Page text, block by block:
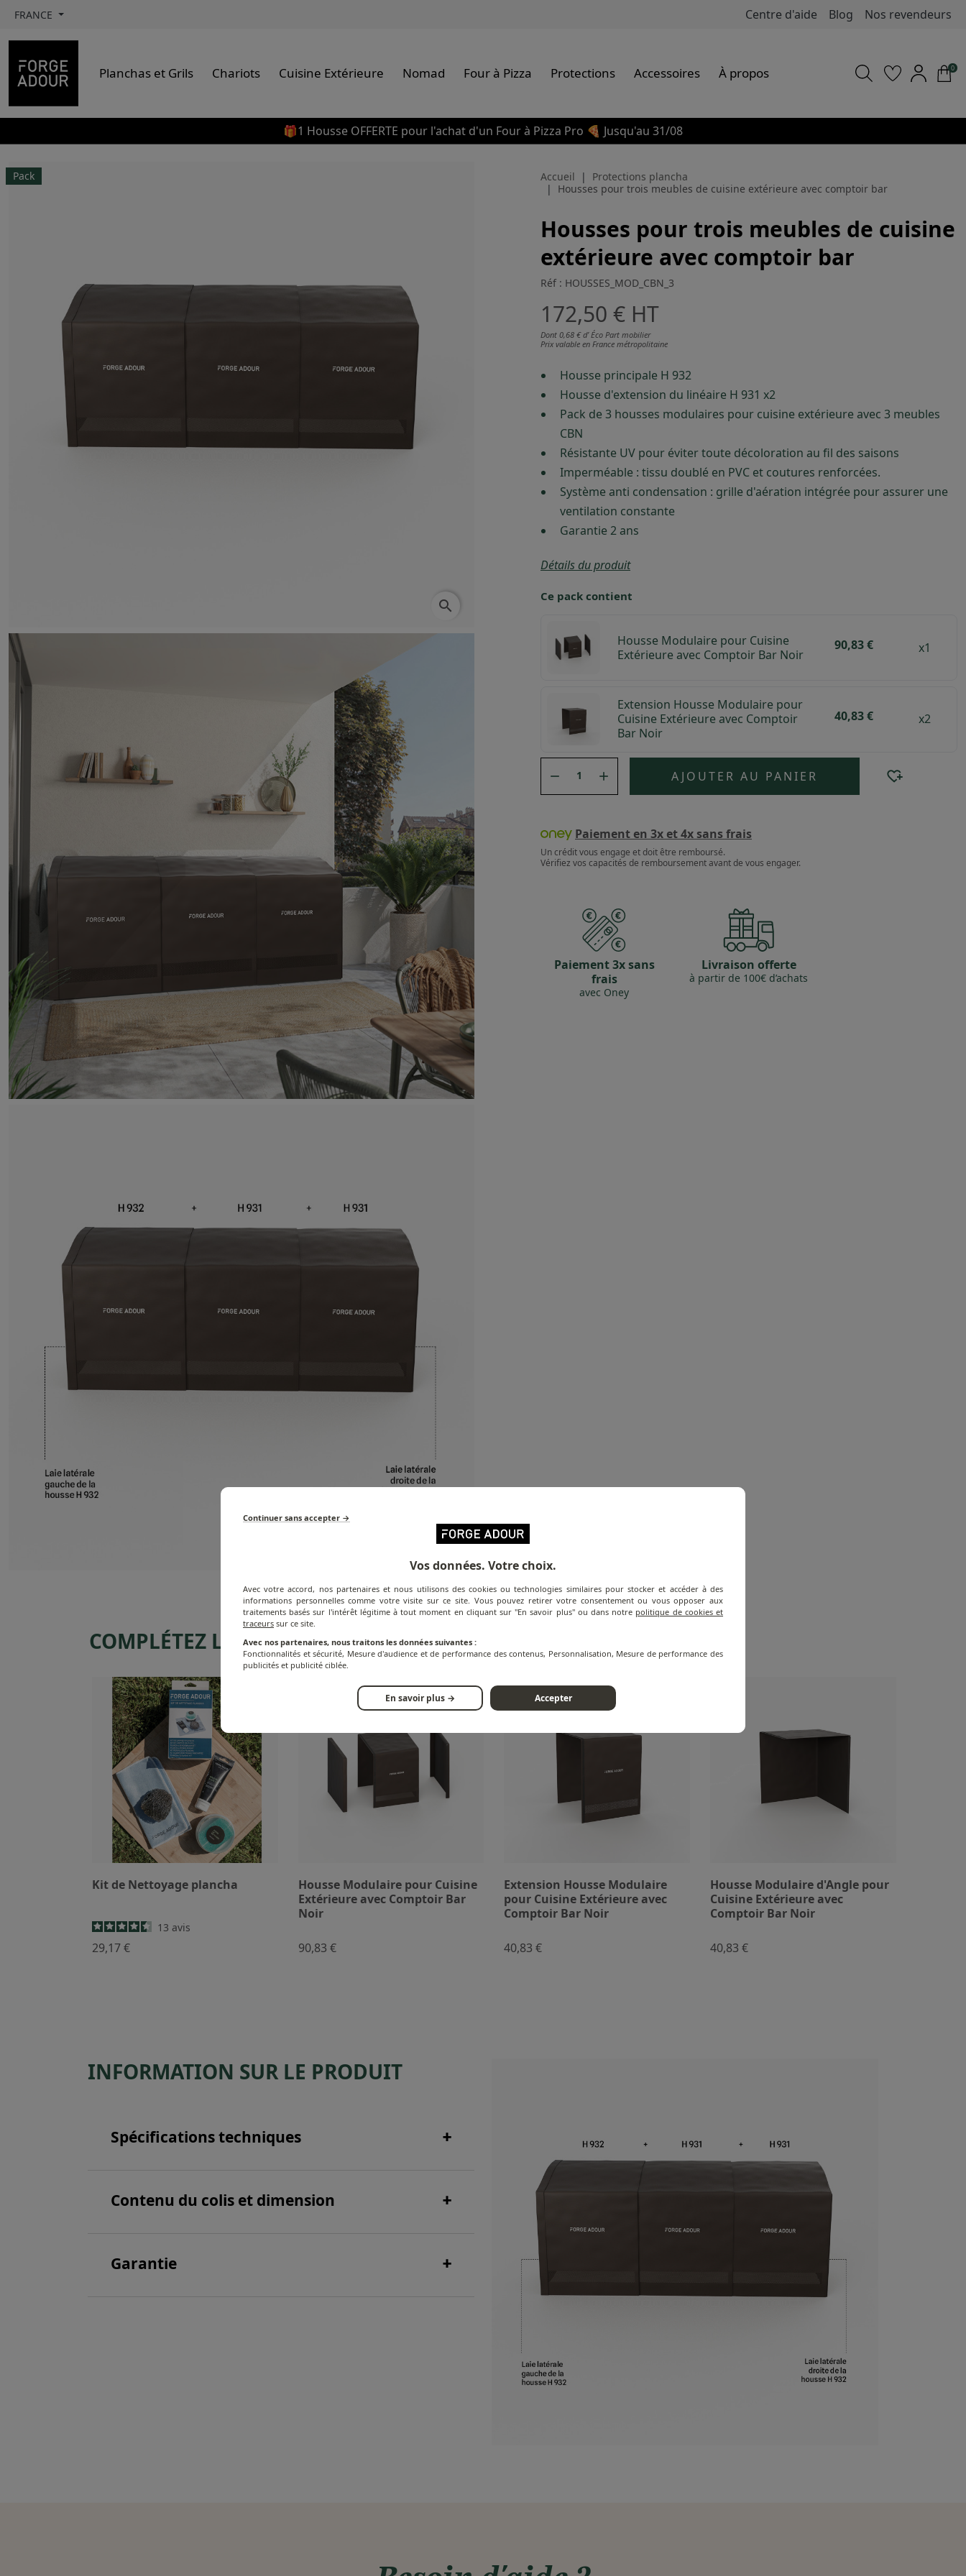
FRANCE Centre d'aide Blog Nos revendeurs
Planchas et Grils Chariots Cuisine Extérieure Nomad Four à Pizza Protections Accessoires À propos 0
🎁1 Housse OFFERTE pour l'achat d'un Four à Pizza Pro 🍕 Jusqu'au 31/08
Pack
search
Accueil
Protections plancha
Housses pour trois meubles de cuisine extérieure avec comptoir bar
Housses pour trois meubles de cuisine
extérieure avec comptoir bar
Réf : HOUSSES_MOD_CBN_3
172,50 € HT
Dont 0,68 € d’ Éco Part mobilier
Prix valable en France métropolitaine
Housse principale H 932
Housse d'extension du linéaire H 931 x2
Pack de 3 housses modulaires pour cuisine extérieure avec 3 meubles
CBN
Résistante UV pour éviter toute décoloration au fil des saisons
Imperméable : tissu doublé en PVC et coutures renforcées.
Système anti condensation : grille d'aération intégrée pour assurer une
ventilation constante
Garantie 2 ans
Détails du produit
Ce pack contient
Housse Modulaire pour Cuisine
Extérieure avec Comptoir Bar Noir
90,83 € x1
Extension Housse Modulaire pour
Cuisine Extérieure avec Comptoir
Bar Noir
40,83 € x2
  AJOUTER AU PANIER
Paiement en 3x et 4x sans frais
Un crédit vous engage et doit être remboursé.
Vérifiez vos capacités de remboursement avant de vous engager.
Paiement 3x sans
frais
avec Oney
Livraison offerte
à partir de 100€ d’achats
COMPLÉTEZ LE AVEC
Kit de Nettoyage plancha
13 avis
29,17 €
Housse Modulaire pour Cuisine
Extérieure avec Comptoir Bar
Noir
90,83 €
Extension Housse Modulaire
pour Cuisine Extérieure avec
Comptoir Bar Noir
40,83 €
Housse Modulaire d'Angle pour
Cuisine Extérieure avec
Comptoir Bar Noir
40,83 €
INFORMATION SUR LE PRODUIT
Spécifications techniques
Contenu du colis et dimension
Garantie
Continuer sans accepter →
Vos données. Votre choix.
Avec votre accord, nos partenaires et nous utilisons des cookies ou technologies similaires pour stocker et accéder à des
informations personnelles comme votre visite sur ce site. Vous pouvez retirer votre consentement ou vous opposer aux
traitements basés sur l'intérêt légitime à tout moment en cliquant sur "En savoir plus" ou dans notre politique de cookies et
traceurs sur ce site.
Avec nos partenaires, nous traitons les données suivantes :
Fonctionnalités et sécurité, Mesure d'audience et de performance des contenus, Personnalisation, Mesure de performance des
publicités et publicité ciblée.
En savoir plus → Accepter